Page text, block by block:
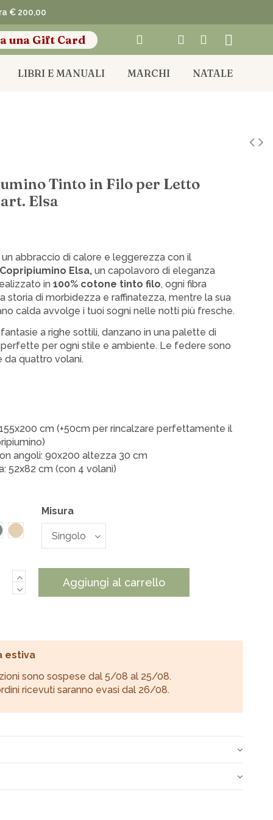
€ 200,00
una Gift Card
LIBRI E MANUALI MARCHI NATALE
Tinto in Filo per Letto
Elsa
un abbraccio di calore e leggerezza con il
Elsa, un capolavoro di eleganza
in100% cotone tinto filo, ogni fibra
storia di morbidezza e raffinatezza, mentre la sua
calda avvolge i tuoi sogni nelle notti più fresche.
a righe sottili, danzano in una palette di
per ogni stile e ambiente. Le federe sono
da quattro volani.
cm (+50cm per rincalzare perfettamente il
angoli: 90x200 altezza 30 cm
52x82 cm (con 4 volani)
GrigioBeige
Misura
Aggiungi al carrello
estiva
sono sospese dal 5/08 al 25/08.
ricevuti saranno evasi dal 26/08.